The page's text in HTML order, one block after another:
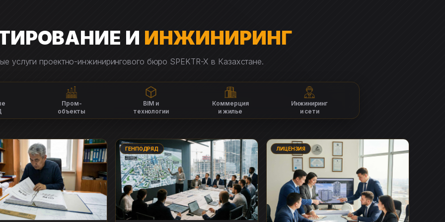
И ИНЖИНИРИНГ
услуги проектно-инжинирингового бюро SPEKTR-X в Казахстане.
Пром-
объекты
BIM и
технологии
Коммерция
и жилье
Инжиниринг
и сети
ГЕНПОДРЯД ЛИЦЕНЗИЯ